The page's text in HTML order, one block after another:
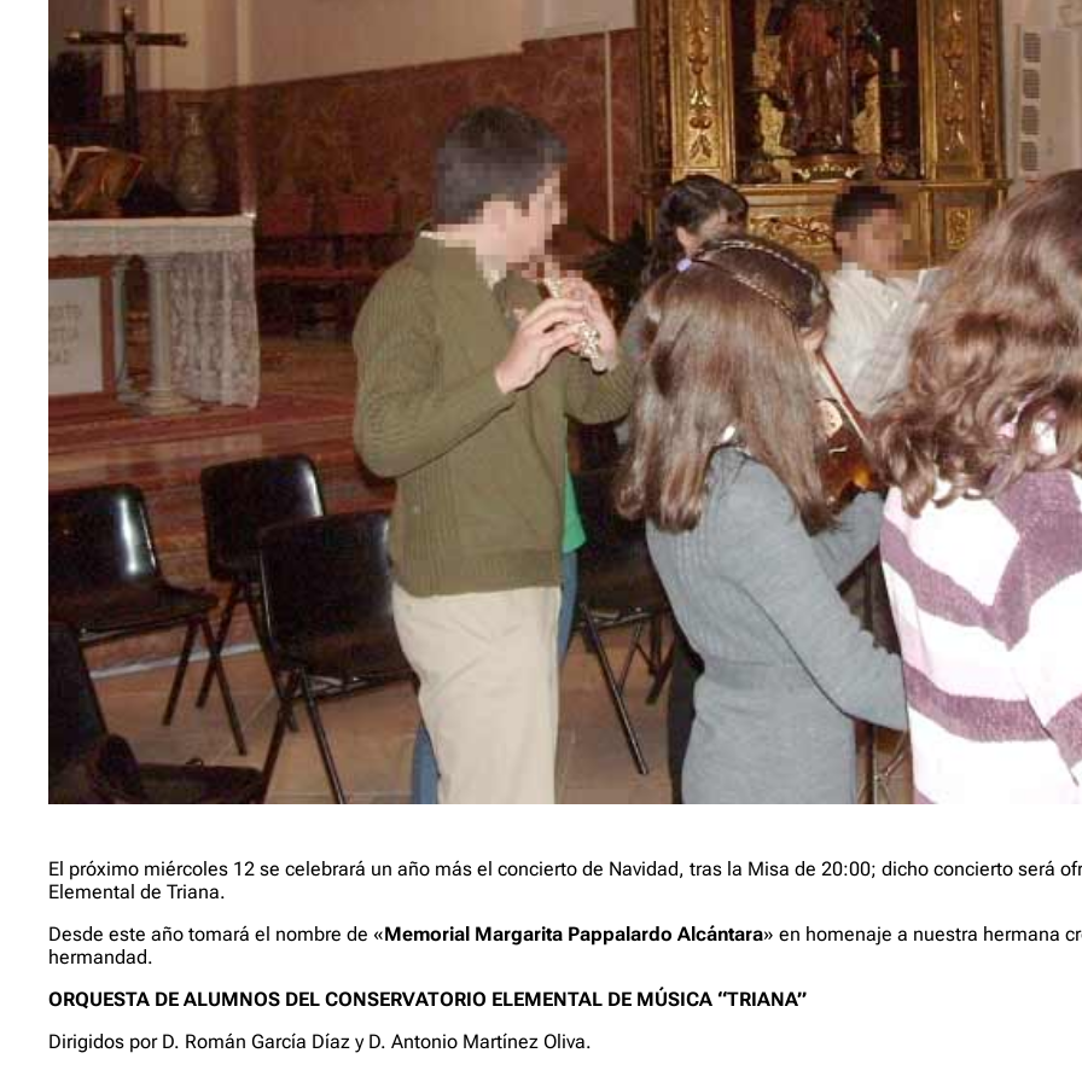
El próximo miércoles 12 se celebrará un año más el concierto de Navidad, tras la Misa de 20:00; dicho concierto será
Elemental de Triana.
Desde este año tomará el nombre de «Memorial Margarita Pappalardo Alcántara» en homenaje a nuestra hermana
hermandad.
ORQUESTA DE ALUMNOS DEL CONSERVATORIO ELEMENTAL DE MÚSICA “TRIANA”
Dirigidos por D. Román García Díaz y D. Antonio Martínez Oliva.